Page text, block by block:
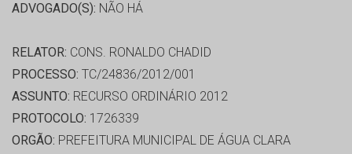
ADVOGADO(S): NÃO HÁ
RELATOR: CONS. RONALDO CHADID
PROCESSO: TC/24836/2012/001
ASSUNTO: RECURSO ORDINÁRIO 2012
PROTOCOLO: 1726339
ORGÃO: PREFEITURA MUNICIPAL DE ÁGUA CLARA